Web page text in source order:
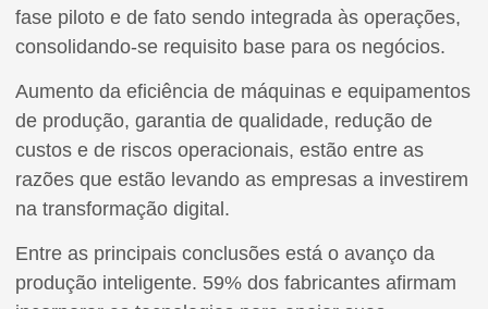
fase piloto e de fato sendo integrada às operações,
consolidando-se requisito base para os negócios.
Aumento da eficiência de máquinas e equipamentos
de produção, garantia de qualidade, redução de
custos e de riscos operacionais, estão entre as
razões que estão levando as empresas a investirem
na transformação digital.
Entre as principais conclusões está o avanço da
produção inteligente. 59% dos fabricantes afirmam